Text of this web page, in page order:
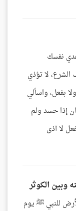
نفسك
لا تؤذي
بفعل، واسألي
إذا حسد ولم
لا آذى
وبين الكوثر
للنبي ﷺ يوم